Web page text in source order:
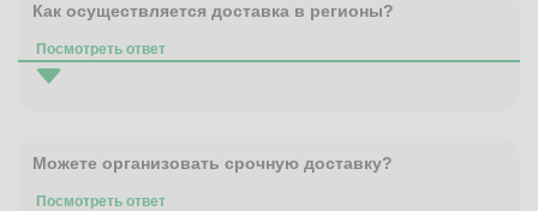
Как осуществляется доставка в регионы?
Посмотреть ответ
Можете организовать срочную доставку?
Посмотреть ответ